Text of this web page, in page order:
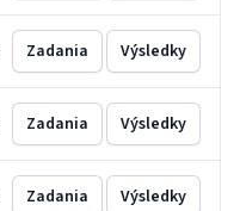
Zadania Výsledky
Zadania Výsledky
Zadania Výsledky